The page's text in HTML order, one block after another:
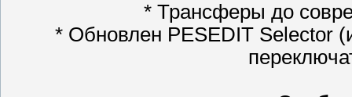
* Трансферы до
* Обновлен PESEDIT Selector